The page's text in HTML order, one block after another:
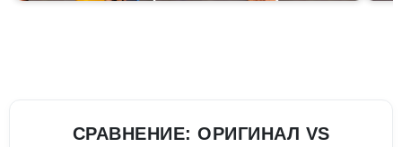
СРАВНЕНИЕ: ОРИГИНАЛ VS